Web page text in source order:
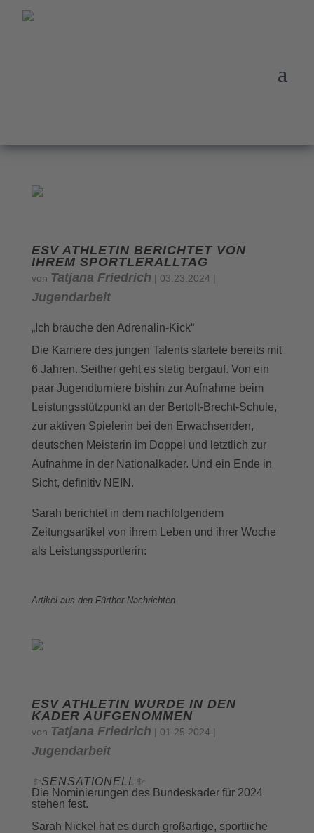
ESV ATHLETIN BERICHTET VON
IHREM SPORTLERALLTAG
von Tatjana Friedrich | 03.23.2024 |
Jugendarbeit
„Ich brauche den Adrenalin-Kick“
Die Karriere des jungen Talents startete bereits mit
6 Jahren. Seither geht es stetig bergauf. Von ein
paar Jugendturniere bishin zur Aufnahme beim
Leistungsstützpunkt an der Bertolt-Brecht-Schule,
zur aktiven Spielerin bei den Erwachsenden,
deutschen Meisterin im Doppel und letztlich zur
Aufnahme in der Nationalkader. Und ein Ende in
Sicht, definitiv NEIN.
Sarah berichtet in dem nachfolgendem
Zeitungsartikel von ihrem Leben und ihrer Woche
als Leistungssportlerin:
Artikel aus den Fürther Nachrichten
ESV ATHLETIN WURDE IN DEN
KADER AUFGENOMMEN
von Tatjana Friedrich | 01.25.2024 |
Jugendarbeit
✨️SENSATIONELL✨️
Die Nominierungen des Bundeskader für 2024
stehen fest.
Sarah Nickel hat es durch großartige, sportliche